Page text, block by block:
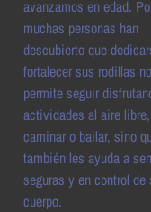
avanzamos en edad.
muchas personas han
descubierto que
fortalecer sus rodillas
permite seguir
actividades al aire
caminar o bailar, sino
también les ayuda a
seguras y en control de
cuerpo.